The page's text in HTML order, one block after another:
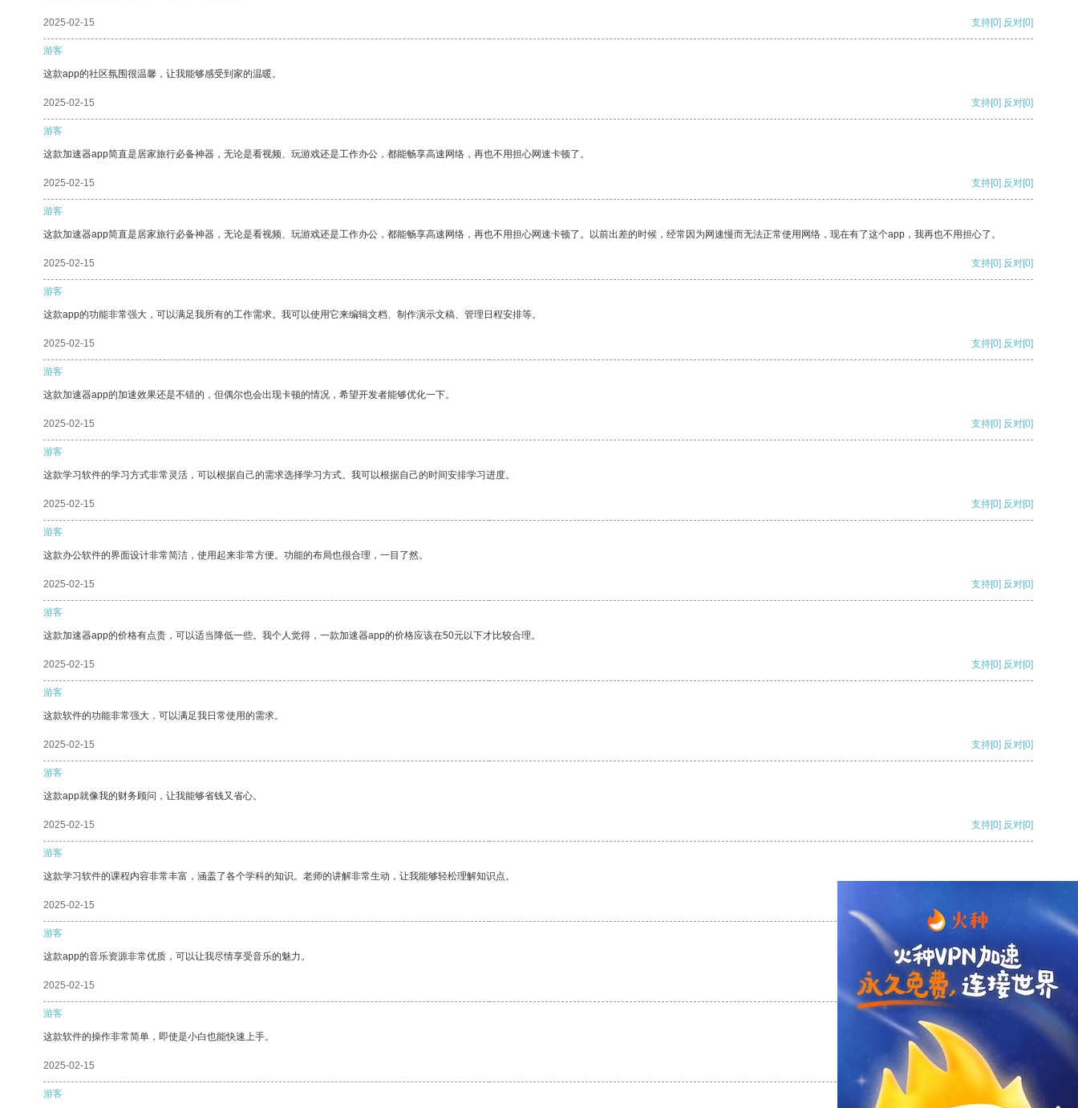
2025-02-15 支持[0] 反对[0]
游客
这款app的社区氛围很温馨，让我能够感受到家的温暖。
2025-02-15 支持[0] 反对[0]
游客
这款加速器app简直是居家旅行必备神器，无论是看视频、玩游戏还是工作办公，都能畅享高速网络，再也不用担心网速卡顿了。
2025-02-15 支持[0] 反对[0]
游客
这款加速器app简直是居家旅行必备神器，无论是看视频、玩游戏还是工作办公，都能畅享高速网络，再也不用担心网速卡顿了。以前出差的时候，经常因为网速慢而无法正常使用网络，现在有了这个app，我再也不用担心了。
2025-02-15 支持[0] 反对[0]
游客
这款app的功能非常强大，可以满足我所有的工作需求。我可以使用它来编辑文档、制作演示文稿、管理日程安排等。
2025-02-15 支持[0] 反对[0]
游客
这款加速器app的加速效果还是不错的，但偶尔也会出现卡顿的情况，希望开发者能够优化一下。
2025-02-15 支持[0] 反对[0]
游客
这款学习软件的学习方式非常灵活，可以根据自己的需求选择学习方式。我可以根据自己的时间安排学习进度。
2025-02-15 支持[0] 反对[0]
游客
这款办公软件的界面设计非常简洁，使用起来非常方便。功能的布局也很合理，一目了然。
2025-02-15 支持[0] 反对[0]
游客
这款加速器app的价格有点贵，可以适当降低一些。我个人觉得，一款加速器app的价格应该在50元以下才比较合理。
2025-02-15 支持[0] 反对[0]
游客
这款软件的功能非常强大，可以满足我日常使用的需求。
2025-02-15 支持[0] 反对[0]
游客
这款app就像我的财务顾问，让我能够省钱又省心。
2025-02-15 支持[0] 反对[0]
游客
这款学习软件的课程内容非常丰富，涵盖了各个学科的知识。老师的讲解非常生动，让我能够轻松理解知识点。
2025-02-15
游客
这款app的音乐资源非常优质，可以让我尽情享受音乐的魅力。
2025-02-15 支持 [0] 反对[0]
游客
这款软件的操作非常简单，即使是小白也能快速上手。
2025-02-15 支持[0] 反对
游客